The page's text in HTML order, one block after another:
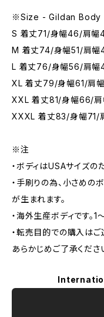
※Size - Gildan Body
S 着丈71/身幅46/肩幅
M 着丈74/身幅51/肩幅
L 着丈76/身幅56/肩幅
XL 着丈79/身幅61/肩
XXL 着丈81/身幅66/
XXXL 着丈83/身幅71/
※注
・ボディはUSAサイズの
・手刷りの為、小さめの
が生まれます。
・海外生産ボディです。
・転売目的での購入はご
あらかじめご了承くださ